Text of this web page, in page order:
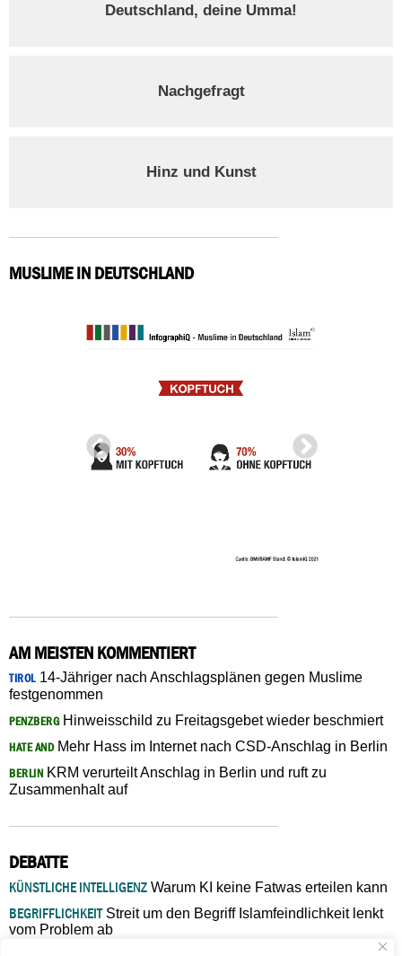
Deutschland, deine Umma!
Nachgefragt
Hinz und Kunst
MUSLIME IN DEUTSCHLAND
AM MEISTEN KOMMENTIERT
TIROL14-Jähriger nach Anschlagsplänen gegen Muslime
festgenommen
PENZBERGHinweisschild zu Freitagsgebet wieder beschmiert
HATE ANDMehr Hass im Internet nach CSD-Anschlag in Berlin
BERLIN KRM verurteilt Anschlag in Berlin und ruft zu
Zusammenhalt auf
DEBATTE
KÜNSTLICHE INTELLIGENZ Warum KI keine Fatwas erteilen kann
BEGRIFFLICHKEITStreit um den Begriff Islamfeindlichkeit lenkt
vom Problem ab